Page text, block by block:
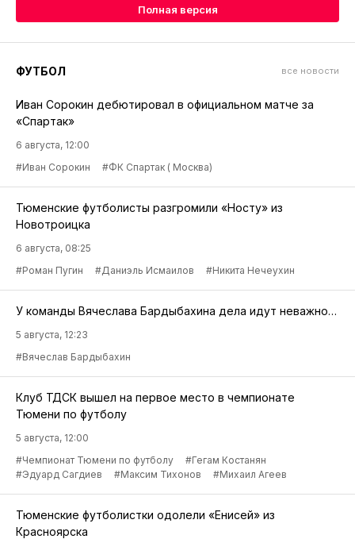
Полная версия
ФУТБОЛ все новости
Иван Сорокин дебютировал в официальном матче за
«Спартак»
6 августа, 12:00
#Иван Сорокин
#ФК Спартак ( Москва)
Тюменские футболисты разгромили «Носту» из
Новотроицка
6 августа, 08:25
#Роман Пугин
#Даниэль Исмаилов #Никита Нечеухин
У команды Вячеслава Бардыбахина дела идут неважно…
5 августа, 12:23
#Вячеслав Бардыбахин
Клуб ТДСК вышел на первое место в чемпионате
Тюмени по футболу
5 августа, 12:00
#Чемпионат Тюмени по футболу
#Гегам Костанян
#Эдуард Сагдиев
#Максим Тихонов #Михаил Агеев
Тюменские футболистки одолели «Енисей» из
Красноярска